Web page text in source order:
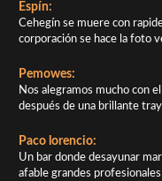
Espín:
Cehegín se muere con
corporación se hace la foto
Pemowes:
Nos alegramos mucho con
después de una brillante
Paco lorencio:
Un bar donde desayunar
afable grandes